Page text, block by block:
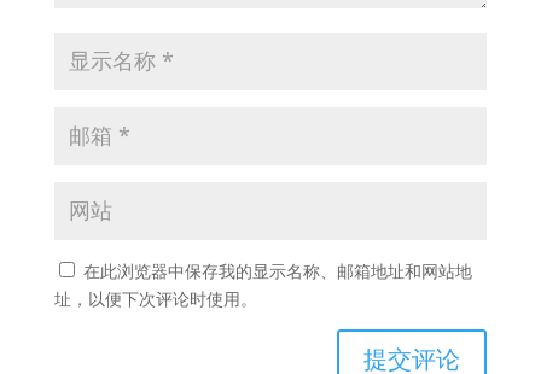
在此浏览器中保存我的显示名称、邮箱地址和网站地
址，以便下次评论时使用。